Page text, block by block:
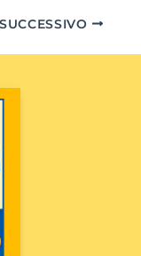
SUCCESSIVO